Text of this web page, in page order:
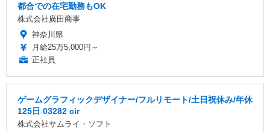
都合での在宅勤務もOK
株式会社廣田商事
神奈川県
月給25万5,000円～
正社員
ゲームグラフィックデザイナー/フルリモート/土日祝休み/年休
125日 03282 cir
株式会社サムライ・ソフト